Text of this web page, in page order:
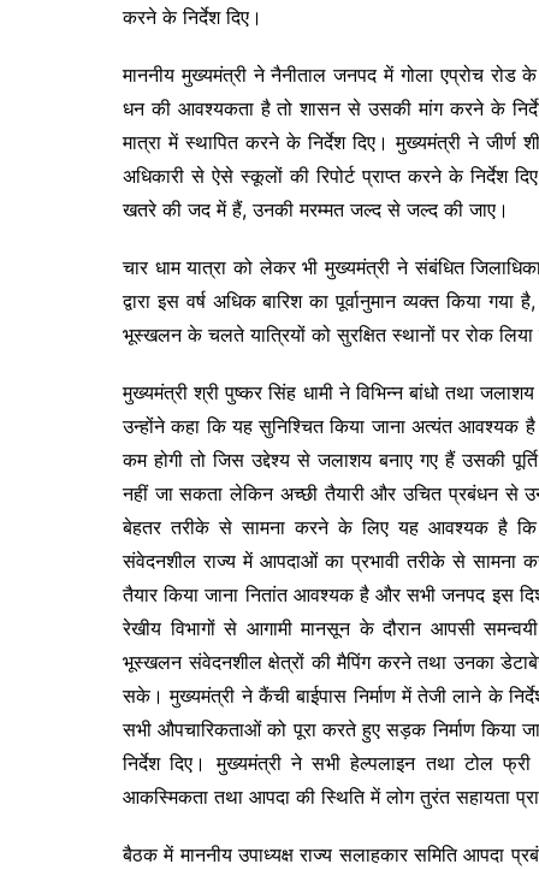
करने के निर्देश दिए।
माननीय मुख्यमंत्री ने नैनीताल जनपद में गोला एप्रोच
धन की आवश्यकता है तो शासन से उसकी मांग करने के निर्देश
मात्रा में स्थापित करने के निर्देश दिए। मुख्यमंत्री ने
अधिकारी से ऐसे स्कूलों की रिपोर्ट प्राप्त करने के
खतरे की जद में हैं, उनकी मरम्मत जल्द से जल्द की जाए।
चार धाम यात्रा को लेकर भी मुख्यमंत्री ने संबंधित
द्वारा इस वर्ष अधिक बारिश का पूर्वानुमान व्यक्त किया
भूस्खलन के चलते यात्रियों को सुरक्षित स्थानों पर रोक
मुख्यमंत्री श्री पुष्कर सिंह धामी ने विभिन्न बांधो तथा
उन्होंने कहा कि यह सुनिश्चित किया जाना अत्यंत आवश्यक
कम होगी तो जिस उद्देश्य से जलाशय बनाए गए हैं उसकी
नहीं जा सकता लेकिन अच्छी तैयारी और उचित प्रबंधन से
बेहतर तरीके से सामना करने के लिए यह आवश्यक है
संवेदनशील राज्य में आपदाओं का प्रभावी तरीके से सामना
तैयार किया जाना नितांत आवश्यक है और सभी जनपद इस
रेखीय विभागों से आगामी मानसून के दौरान आपसी
भूस्खलन संवेदनशील क्षेत्रों की मैपिंग करने तथा उनका
सके। मुख्यमंत्री ने कैंची बाईपास निर्माण में तेजी लाने के
सभी औपचारिकताओं को पूरा करते हुए सड़क निर्माण
निर्देश दिए। मुख्यमंत्री ने सभी हेल्पलाइन तथा टोल
आकस्मिकता तथा आपदा की स्थिति में लोग तुरंत सहायता
बैठक में माननीय उपाध्यक्ष राज्य सलाहकार समिति आपदा